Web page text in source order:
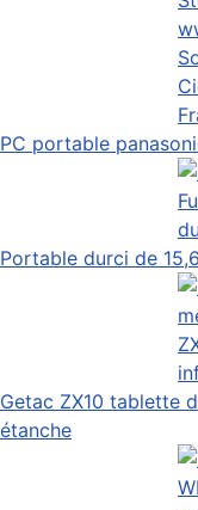
PC portable
Portable durci de
Getac ZX10 tablette
étanche